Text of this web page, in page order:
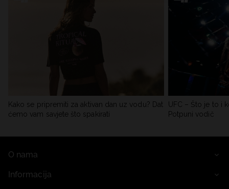
Kako se pripremiti za aktivan dan uz vodu? Dat
ćemo vam savjete što spakirati
UFC – Što je to i
Potpuni vodič
O nama
Informacija